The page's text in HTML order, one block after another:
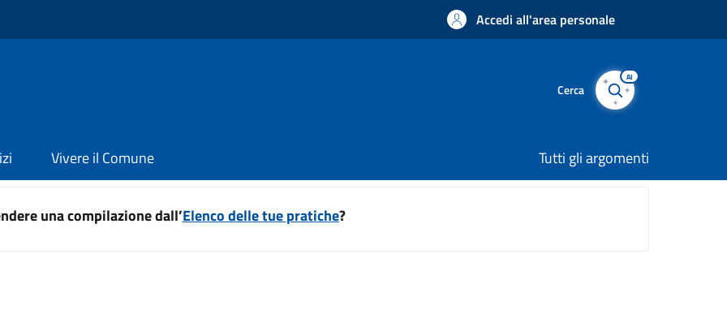
Accedi all'area personale
Cerca
AI
Vivere il Comune Tutti gli argomenti
una compilazione dall’Elenco delle tue pratiche?